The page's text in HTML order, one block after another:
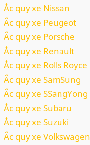
Ắc quy xe Nissan
Ắc quy xe Peugeot
Ắc quy xe Porsche
Ắc quy xe Renault
Ắc quy xe Rolls Royce
Ắc quy xe SamSung
Ắc quy xe SSangYong
Ắc quy xe Subaru
Ắc quy xe Suzuki
Ắc quy xe Volkswagen